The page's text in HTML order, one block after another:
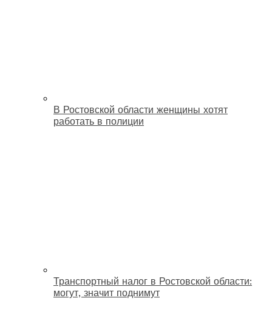
В Ростовской области женщины хотят
работать в полиции
Транспортный налог в Ростовской области:
могут, значит поднимут